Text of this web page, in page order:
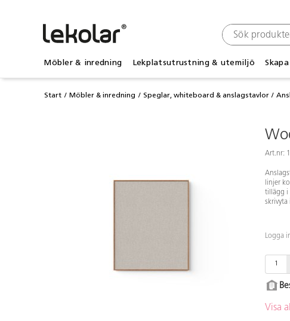
Möbler & inredning Lekplatsutrustning & utemiljö Skapa
Start Möbler & inredning Speglar, whiteboard & anslagstavlor
Art.nr:
linjer
tillägg i
skrivyta
Logga
Visa